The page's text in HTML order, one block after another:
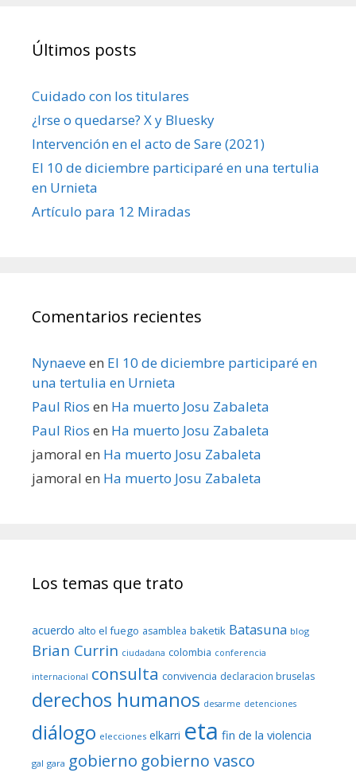
Últimos posts
Cuidado con los titulares
¿Irse o quedarse? X y Bluesky
Intervención en el acto de Sare (2021)
El 10 de diciembre participaré en una tertulia
en Urnieta
Artículo para 12 Miradas
Comentarios recientes
Nynaeveen El 10 de diciembre participaré en
una tertulia en Urnieta
Paul Rios en Ha muerto Josu Zabaleta
Paul Rios en Ha muerto Josu Zabaleta
jamoral en Ha muerto Josu Zabaleta
jamoral en Ha muerto Josu Zabaleta
Los temas que trato
acuerdo alto el fuego asamblea baketik Batasuna blog
Brian Currin ciudadana colombia conferencia
internacional consulta convivencia declaracion bruselas
derechos humanos desarme detenciones
diálogo elecciones elkarri eta fin de la violencia
gal gara gobierno gobierno vasco